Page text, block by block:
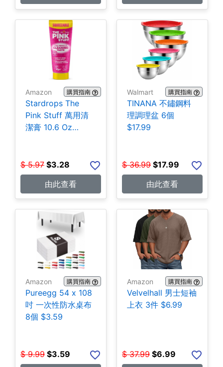
Amazon 購買指南
Stardrops The
Pink Stuff 萬用清
潔膏 10.6 Oz
$ 5.97 $3.28
由此查看
Walmart 購買指南
TINANA 不鏽鋼料
理調理盆 6個
$17.99
$ 36.99 $17.99
由此查看
Amazon 購買指南
Pureegg 54 x 108
吋 一次性防水桌布
8個 $3.59
$ 9.99 $3.59
Amazon 購買指南
Velvelhall 男士短袖
上衣 3件 $6.99
$ 37.99 $6.99